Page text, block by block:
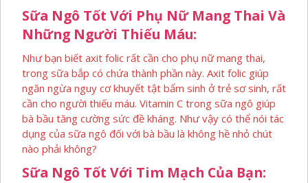
Sữa Ngô Tốt Với Phụ Nữ Mang Thai Và
Những Người Thiếu Máu:
Như bạn biết axit folic rất cần cho phụ nữ mang thai,
trong sữa bắp có chứa thành phần này. Axit folic giúp
ngăn ngừa nguy cơ khuyết tật bẩm sinh ở trẻ sơ sinh, rất
cần cho người thiếu máu. Vitamin C trong sữa ngô giúp
bà bầu tăng cường sức đề kháng. Như vậy có thể nói tác
dụng của sữa ngô đối với bà bầu là không hề nhỏ chút
nào phải không?
Sữa Ngô Tốt Với Tim Mạch Của Bạn: